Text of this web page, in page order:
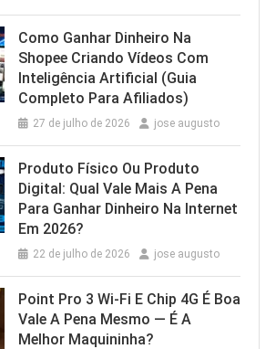
Como Ganhar Dinheiro Na
Shopee Criando Vídeos Com
Inteligência Artificial (Guia
Completo Para Afiliados)
27 de julho de 2026 jose augusto
Produto Físico Ou Produto
Digital: Qual Vale Mais A Pena
Para Ganhar Dinheiro Na Internet
Em 2026?
22 de julho de 2026 jose augusto
Point Pro 3 Wi‑Fi E Chip 4G É Boa
Vale A Pena Mesmo — É A
Melhor Maquininha?